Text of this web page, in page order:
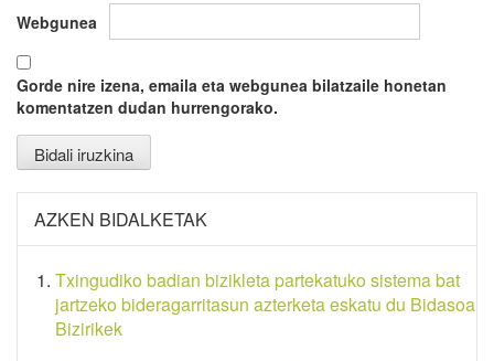
Webgunea
Gorde nire izena, emaila eta webgunea bilatzaile honetan
komentatzen dudan hurrengorako.
AZKEN BIDALKETAK
Txingudiko badian bizikleta partekatuko sistema bat
jartzeko bideragarritasun azterketa eskatu du Bidasoa
Bizirikek